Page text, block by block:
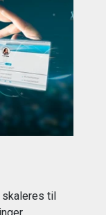
skaleres til